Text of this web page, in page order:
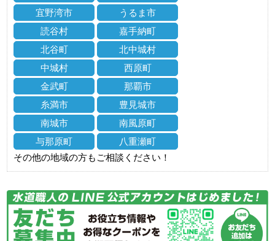
宜野湾市
うるま市
読谷村
嘉手納町
北谷町
北中城村
中城村
西原町
金武町
那覇市
糸満市
豊見城市
南城市
南風原町
与那原町
八重瀬町
その他の地域の方もご相談ください！